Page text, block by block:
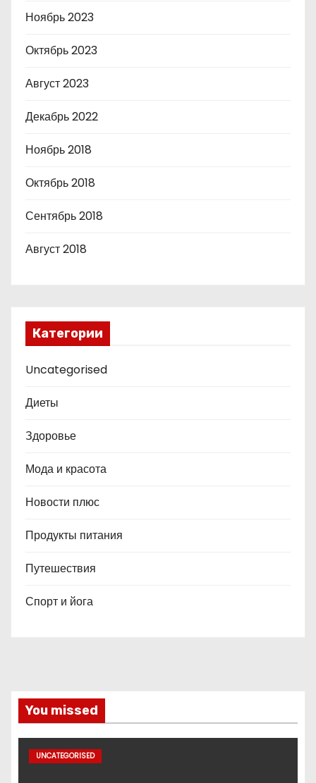
Ноябрь 2023
Октябрь 2023
Август 2023
Декабрь 2022
Ноябрь 2018
Октябрь 2018
Сентябрь 2018
Август 2018
Категории
Uncategorised
Диеты
Здоровье
Мода и красота
Новости плюс
Продукты питания
Путешествия
Спорт и йога
You missed
UNCATEGORISED